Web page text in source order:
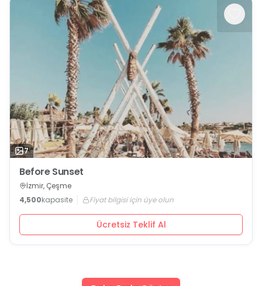
7
Before Sunset
İzmir, Çeşme
4,500kapasite Fiyat bilgisi için üye olun
Ücretsiz Teklif Al